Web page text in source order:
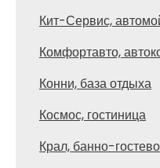
Кит-Сервис,
Комфортавто,
Конни, база отдыха
Космос, гостиница
Крал, банно-